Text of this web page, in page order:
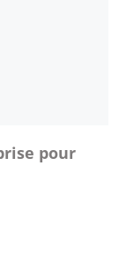
pour